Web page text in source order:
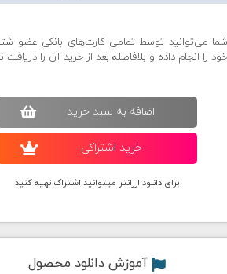
شما می‌توانید توسط تمامی کارت‌های بانکی عضو
خود را انجام داده و بلافاصله بعد از خرید آن را دریافت
اضافه به سبد خريد
خريد اشتراکی
برای دانلود ارزانتر میتوانید اشتراک تهیه کنید
آموزش دانلود محصول